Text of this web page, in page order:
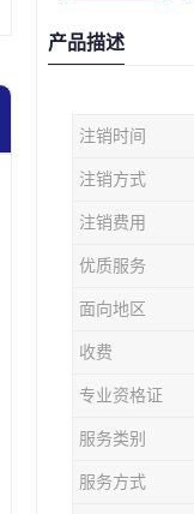
产品描述
注销时间
注销方式
注销费用
优质服务
面向地区
收费
专业资格证
服务类别
服务方式